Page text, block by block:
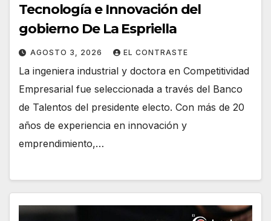
Tecnología e Innovación del
gobierno De La Espriella
AGOSTO 3, 2026 EL CONTRASTE
La ingeniera industrial y doctora en Competitividad
Empresarial fue seleccionada a través del Banco
de Talentos del presidente electo. Con más de 20
años de experiencia en innovación y
emprendimiento,…